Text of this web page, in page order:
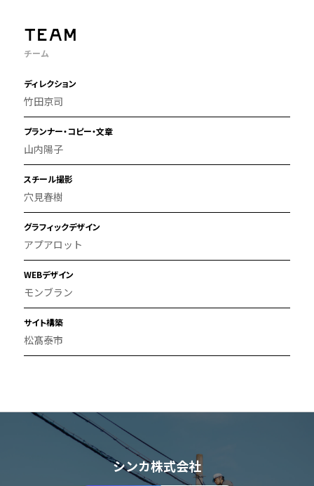
TEAM
チーム
ディレクション
竹田京司
プランナー・コピー・文章
山内陽子
スチール撮影
穴見春樹
グラフィックデザイン
アプアロット
WEBデザイン
モンブラン
サイト構築
松髙泰市
シンカ株式会社